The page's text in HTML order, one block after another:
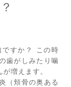
すか？ この時
歯がしみたり噛
増えます。
（頬骨の奥ある